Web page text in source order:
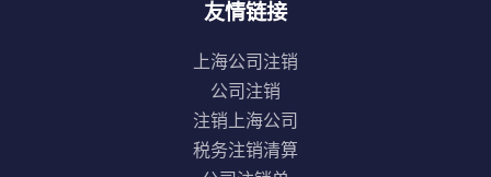
友情链接
上海公司注销
公司注销
注销上海公司
税务注销清算